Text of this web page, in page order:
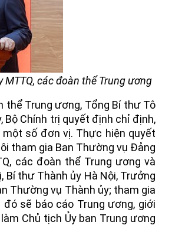
các đoàn thể Trung ương
thể Trung ương, Tổng Bí thư Tô
Chính trị quyết định chỉ định,
số đơn vị. Thực hiện quyết
tham gia Ban Thường vụ Đảng
các đoàn thể Trung ương và
Bí thư Thành ủy Hà Nội, Trưởng
Thường vụ Thành ủy; tham gia
sẽ báo cáo Trung ương, giới
Chủ tịch Ủy ban Trung ương